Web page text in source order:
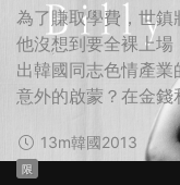
為了賺取學費，世
他沒想到要全裸上
出韓國同志色情產
意外的啟蒙？在金
13m韓國2013
限